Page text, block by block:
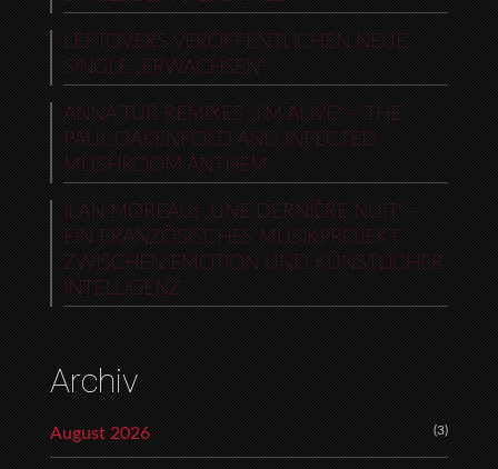
LEFTOVERS VERÖFFENTLICHEN NEUE
SINGLE „ERWACHSEN“
ANNA TUR REMIXES „I’M ALIVE“ – THE
PAUL OAKENFOLD AND INFECTED
MUSHROOM ANTHEM
ILAN MOREAU: „UNE DERNIÈRE NUIT“ –
EIN FRANZÖSISCHES MUSIKPROJEKT
ZWISCHEN EMOTION UND KÜNSTLICHER
INTELLIGENZ
Archiv
August 2026 (3)